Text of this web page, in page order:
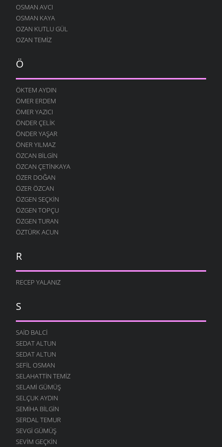
AĞLARDI
7 OCAK 2009
KÖYÜMÜ TANI
7 OCAK 2009
OSMAN AVCI
OSMAN KAYA
OZAN KUTLU GÜL
OZAN TEMIZ
Ö
ÖKTEM AYDIN
ÖMER ERDEM
ÖMER YAZICI
ÖNDER ÇELIK
ÖNDER YAŞAR
ÖNER YILMAZ
ÖZCAN BILGIN
ÖZCAN ÇETINKAYA
ÖZER DOĞAN
ÖZER ÖZCAN
ÖZGEN SEÇKIN
ÖZGEN TOPÇU
ÖZGEN TURAN
ÖZTÜRK ACUN
R
RECEP YALANIZ
S
SAID BALCI
SEDAT ALTUN
SEDAT ALTUN
SEFIL OSMAN
SELAHATTIN TEMIZ
SELAMI GÜMÜŞ
SELÇUK AYDIN
SEMIHA BILGIN
SERDAL TEMUR
SEVGI GÜMÜŞ
SEVIM GEÇKIN